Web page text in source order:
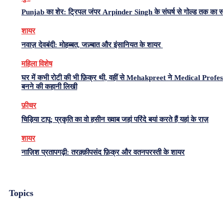
Punjab का शेर: ट्रिपल जंपर Arpinder Singh के संघर्ष से गोल्ड तक का
शायर
नवाज़ देवबंदी: मोहब्बत, जज़्बात और इंसानियत के शायर
महिला विशेष
घर में कभी रोटी की भी फ़िक्र थी, वहीं से Mehakpreet ने Medical
बनने की कहानी लिखी
फ़ीचर
चिड़िया टापू: प्रकृति का वो हसीन ख्वाब जहां परिंदे बयां करते हैं यहां के राज़
शायर
नाज़िश प्रतापगढ़ी: तरक़्क़ीपसंद फ़िक्र और वतनपरस्ती के शायर
Topics